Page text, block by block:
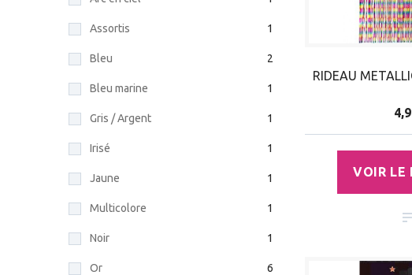
RIDEAU
VOIR LE
Assortis 1
Bleu 2
Bleu marine 1
Gris / Argent 1
Irisé 1
Jaune 1
Multicolore 1
Noir 1
Or 6